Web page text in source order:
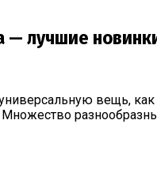
— лучшие
вещь, как
Множество